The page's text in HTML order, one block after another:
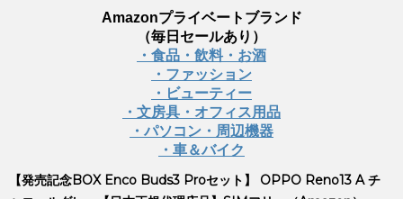
Amazonプライベートブランド
（毎日セールあり）
・食品・飲料・お酒
・ファッション
・ビューティー
・文房具・オフィス用品
・パソコン・周辺機器
・車＆バイク
【発売記念BOX Enco Buds3 Proセット】 OPPO Reno13 A チ